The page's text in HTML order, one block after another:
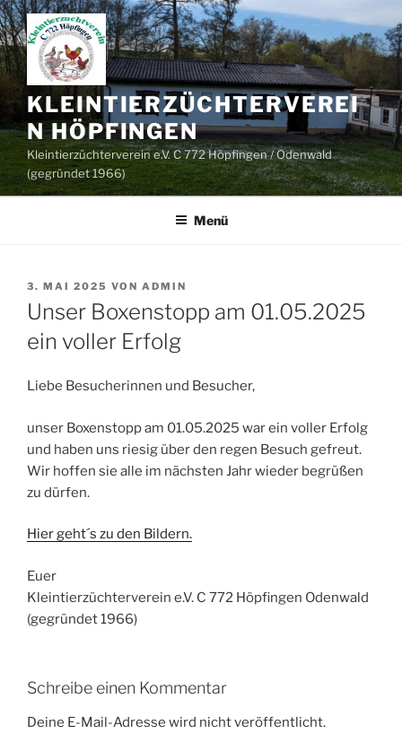
Zum
Inhalt
springen
KLEINTIERZÜCHTERVEREI
N HÖPFINGEN
Kleintierzüchterverein e.V. C 772 Höpfingen / Odenwald
(gegründet 1966)
Menü
VERÖFFENTLICHT
AM
3. MAI 2025 VON ADMIN
Unser Boxenstopp am 01.05.2025
ein voller Erfolg
Liebe Besucherinnen und Besucher,
unser Boxenstopp am 01.05.2025 war ein voller Erfolg
und haben uns riesig über den regen Besuch gefreut.
Wir hoffen sie alle im nächsten Jahr wieder begrüßen
zu dürfen.
Hier geht´s zu den Bildern.
Euer
Kleintierzüchterverein e.V. C 772 Höpfingen Odenwald
(gegründet 1966)
Schreibe einen Kommentar
Deine E-Mail-Adresse wird nicht veröffentlicht.